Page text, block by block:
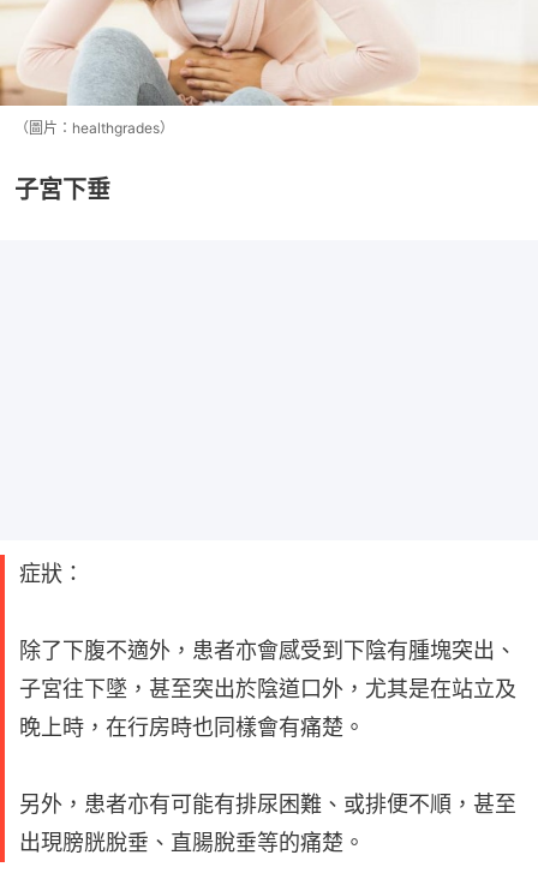
（圖片：healthgrades）
子宮下垂
症狀：
除了下腹不適外，患者亦會感受到下陰有腫塊突出、
子宮往下墜，甚至突出於陰道口外，尤其是在站立及
晚上時，在行房時也同樣會有痛楚。
另外，患者亦有可能有排尿困難、或排便不順，甚至
出現膀胱脫垂、直腸脫垂等的痛楚。